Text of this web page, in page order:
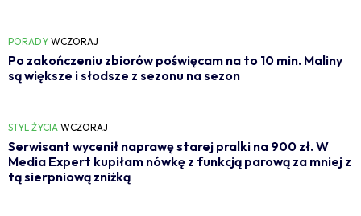
PORADY WCZORAJ
Po zakończeniu zbiorów poświęcam na to 10 min. Maliny
są większe i słodsze z sezonu na sezon
STYL ŻYCIA WCZORAJ
Serwisant wycenił naprawę starej pralki na 900 zł. W
Media Expert kupiłam nówkę z funkcją parową za mniej z
tą sierpniową zniżką